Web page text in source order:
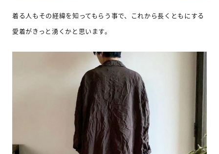
着る人もその経緯を知ってもらう事で、これから長くともにする
愛着がきっと湧くかと思います。